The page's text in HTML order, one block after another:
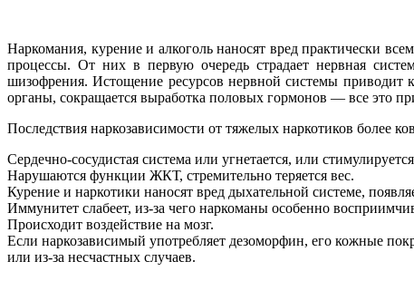
Наркомания, курение и алкоголь наносят вред практически
процессы. От них в первую очередь страдает нервная
шизофрения. Истощение ресурсов нервной системы
органы, сокращается выработка половых гормонов — все это
Последствия наркозависимости от тяжелых наркотиков более
Сердечно-сосудистая система или угнетается, или
Нарушаются функции ЖКТ, стремительно теряется вес.
Курение и наркотики наносят вред дыхательной системе,
Иммунитет слабеет, из-за чего наркоманы особенно
Происходит воздействие на мозг.
Если наркозависимый употребляет дезоморфин, его кожные
или из-за несчастных случаев.